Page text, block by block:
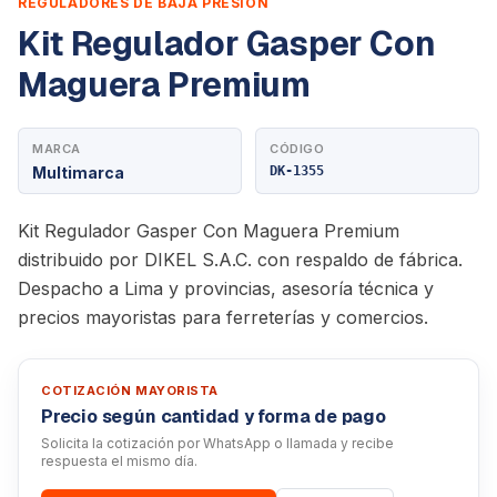
Kit Regulador Gasper Con
Maguera Premium
MARCA
Multimarca
CÓDIGO
DK-1355
Kit Regulador Gasper Con Maguera Premium
distribuido por DIKEL S.A.C. con respaldo de fábrica.
Despacho a Lima y provincias, asesoría técnica y
precios mayoristas para ferreterías y comercios.
COTIZACIÓN MAYORISTA
Precio según cantidad y forma de pago
Solicita la cotización por WhatsApp o llamada y recibe
respuesta el mismo día.